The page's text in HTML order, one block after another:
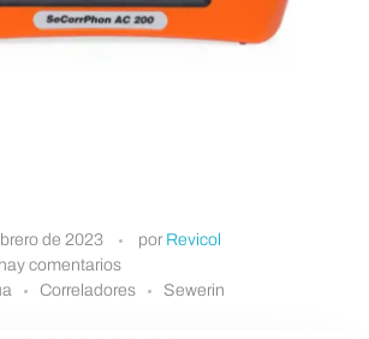
de 2023 por Revicol
comentarios
Correladores Sewerin